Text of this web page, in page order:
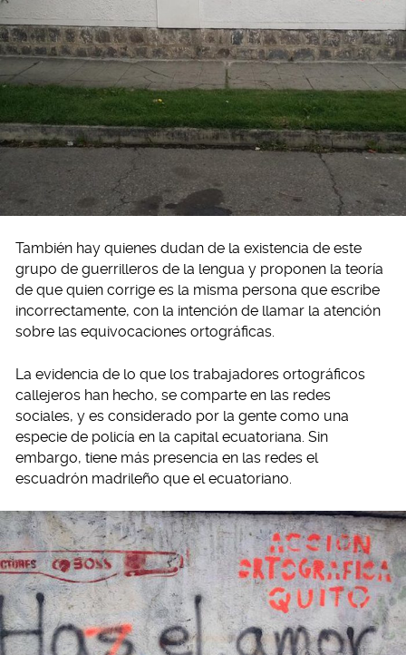
También hay quienes dudan de la existencia de este
grupo de guerrilleros de la lengua y proponen la teoría
de que quien corrige es la misma persona que escribe
incorrectamente, con la intención de llamar la atención
sobre las equivocaciones ortográficas.
La evidencia de lo que los trabajadores ortográficos
callejeros han hecho, se comparte en las redes
sociales, y es considerado por la gente como una
especie de policía en la capital ecuatoriana. Sin
embargo, tiene más presencia en las redes el
escuadrón madrileño que el ecuatoriano.